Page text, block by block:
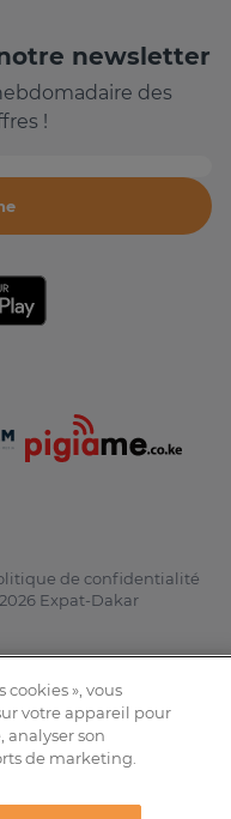
newsletter
des
!
de confidentialité
Expat-Dakar
cookies », vous
votre appareil pour
analyser son
de marketing.